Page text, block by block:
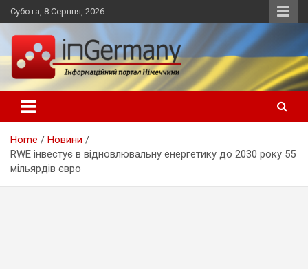
Skip
to
content
Субота, 8 Серпня, 2026
inGermany.net інформаційний
портал в Німеччині
Український інформаційний портал в Німеччині, новини
Німеччини, українці в Німеччині
Home
Новини
RWE інвестує в відновлювальну енергетику до 2030 року 55
мільярдів євро